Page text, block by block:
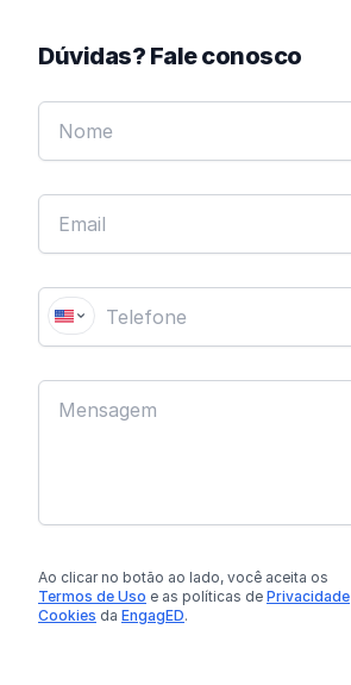
Dúvidas? Fale conosco
Ao clicar no botão ao lado, você aceita os
Termos de Uso e as políticas de Privacidade
Cookies da EngagED.